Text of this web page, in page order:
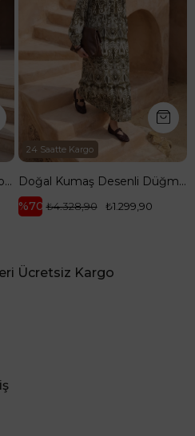
Doğal Kumaş Desenli Düğme Detaylı Rahat Kalıp Elbise Haki 25YT942
₺1.299,90
Ücretsiz Kargo